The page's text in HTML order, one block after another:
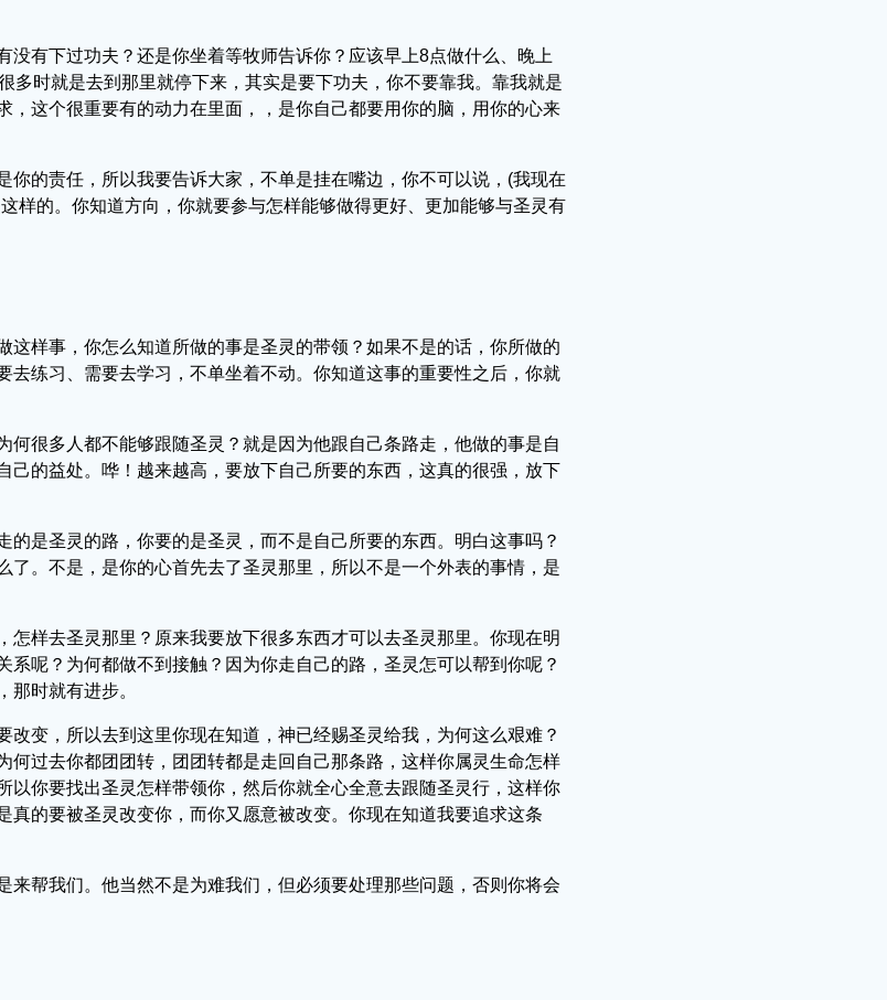
有下过功夫？还是你坐着等牧师告诉你？应该早上8点做什么、晚上
时就是去到那里就停下来，其实是要下功夫，你不要靠我。靠我就是
这个很重要有的动力在里面，，是你自己都要用你的脑，用你的心来
的责任，所以我要告诉大家，不单是挂在嘴边，你不可以说，(我现在
样的。你知道方向，你就要参与怎样能够做得更好、更加能够与圣灵有
样事，你怎么知道所做的事是圣灵的带领？如果不是的话，你所做的
练习、需要去学习，不单坐着不动。你知道这事的重要性之后，你就
很多人都不能够跟随圣灵？就是因为他跟自己条路走，他做的事是自
的益处。哗！越来越高，要放下自己所要的东西，这真的很强，放下
是圣灵的路，你要的是圣灵，而不是自己所要的东西。明白这事吗？
。不是，是你的心首先去了圣灵那里，所以不是一个外表的事情，是
样去圣灵那里？原来我要放下很多东西才可以去圣灵那里。你现在明
呢？为何都做不到接触？因为你走自己的路，圣灵怎可以帮到你呢？
时就有进步。
变，所以去到这里你现在知道，神已经赐圣灵给我，为何这么艰难？
过去你都团团转，团团转都是走回自己那条路，这样你属灵生命怎样
你要找出圣灵怎样带领你，然后你就全心全意去跟随圣灵行，这样你
的要被圣灵改变你，而你又愿意被改变。你现在知道我要追求这条
帮我们。他当然不是为难我们，但必须要处理那些问题，否则你将会